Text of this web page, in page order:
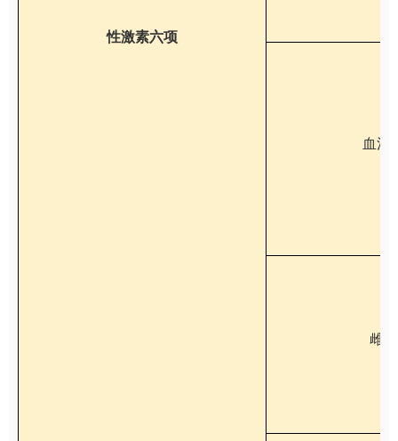
性激素六项
血清
雌